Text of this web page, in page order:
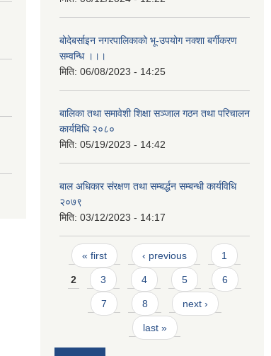
बोदेबर्साइन नगरपालिकाको भू-उपयोग नक्शा बर्गीकरण
सम्वन्धि ।।।
मिति: 06/08/2023 - 14:25
बालिका तथा समावेशी शिक्षा सञ्जाल गठन तथा परिचालन
कार्यविधि २०८०
मिति: 05/19/2023 - 14:42
बाल अधिकार संरक्षण तथा सम्बर्द्धन सम्बन्धी कार्यविधि
२०७९
मिति: 03/12/2023 - 14:17
Pages
« first ‹ previous 1
2 3 4 5 6
7 8 next ›
last »